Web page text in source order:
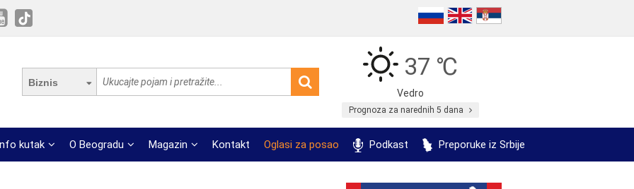
Biznis
37 ℃
Vedro
Prognoza za narednih 5 dana
kutak O Beogradu Magazin Kontakt Oglasi za posao Podkast Preporuke iz Srbije